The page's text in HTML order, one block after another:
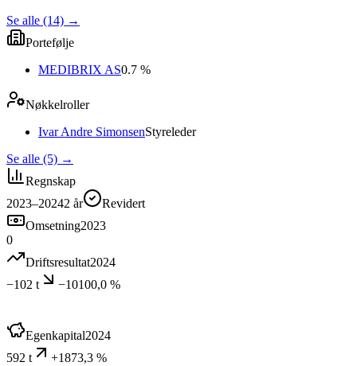
Se alle (14) →
Portefølje
MEDIBRIX AS0.7 %
Nøkkelroller
Ivar Andre SimonsenStyreleder
Se alle (5) →
Regnskap
2023–20242 år
Revidert
Omsetning2023
0
Driftsresultat2024
−102 t
−10100,0 %
Egenkapital2024
592 t
+1873,3 %